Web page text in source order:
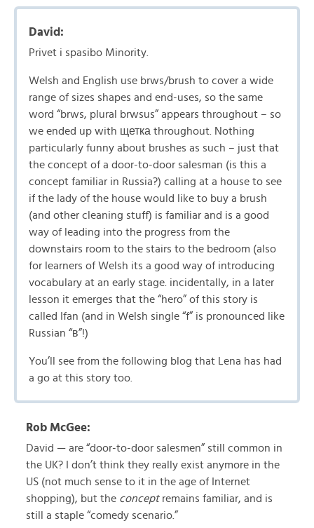
David:
Privet i spasibo Minority.
Welsh and English use brws/brush to cover a wide
range of sizes shapes and end-uses, so the same
word “brws, plural brwsus” appears throughout – so
we ended up with щетка throughout. Nothing
particularly funny about brushes as such – just that
the concept of a door-to-door salesman (is this a
concept familiar in Russia?) calling at a house to see
if the lady of the house would like to buy a brush
(and other cleaning stuff) is familiar and is a good
way of leading into the progress from the
downstairs room to the stairs to the bedroom (also
for learners of Welsh its a good way of introducing
vocabulary at an early stage. incidentally, in a later
lesson it emerges that the “hero” of this story is
called Ifan (and in Welsh single “f” is pronounced like
Russian “в”!)
You’ll see from the following blog that Lena has had
a go at this story too.
Rob McGee:
David — are “door-to-door salesmen” still common in
the UK? I don’t think they really exist anymore in the
US (not much sense to it in the age of Internet
shopping), but the conceptremains familiar, and is
still a staple “comedy scenario.”